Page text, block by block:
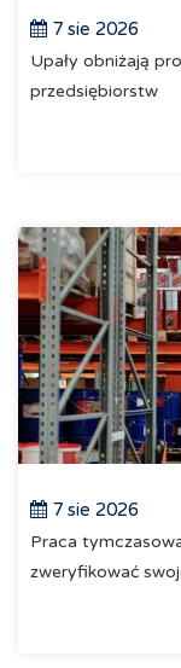
7 sie 2026
Upały obniżają
przedsiębiorstw
7 sie 2026
Praca
zweryfikować